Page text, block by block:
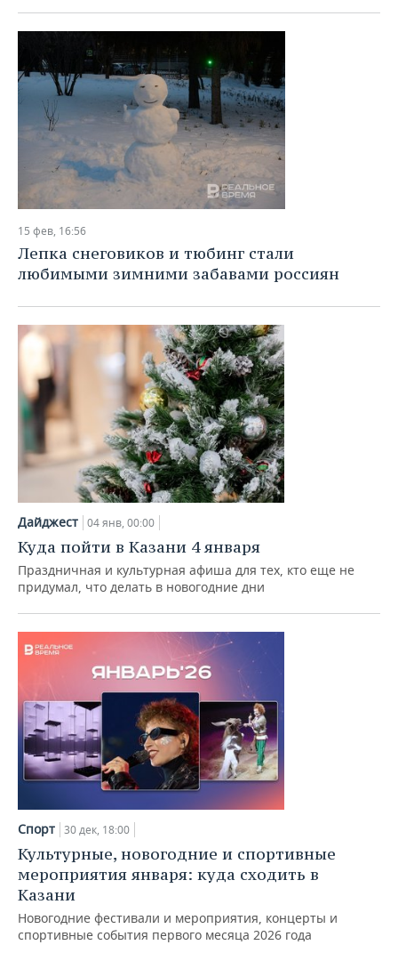
15 фев, 16:56
Лепка снеговиков и тюбинг стали
любимыми зимними забавами россиян
Дайджест 04 янв, 00:00
Куда пойти в Казани 4 января
Праздничная и культурная афиша для тех, кто еще не
придумал, что делать в новогодние дни
Спорт 30 дек, 18:00
Культурные, новогодние и спортивные
мероприятия января: куда сходить в
Казани
Новогодние фестивали и мероприятия, концерты и
спортивные события первого месяца 2026 года